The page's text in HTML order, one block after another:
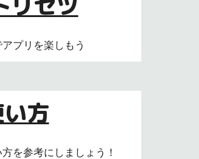
プリを楽しもう
方
を参考にしましょう！